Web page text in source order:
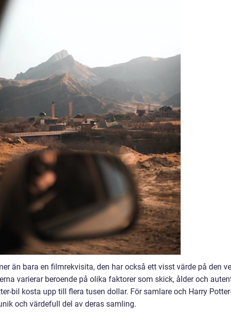
än bara en filmrekvisita, den har också ett visst värde på den
varierar beroende på olika faktorer som skick, ålder och
bil kosta upp till flera tusen dollar. För samlare och Harry
och värdefull del av deras samling.